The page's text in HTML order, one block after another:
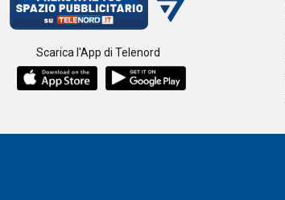
Scarica l'App di Telenord